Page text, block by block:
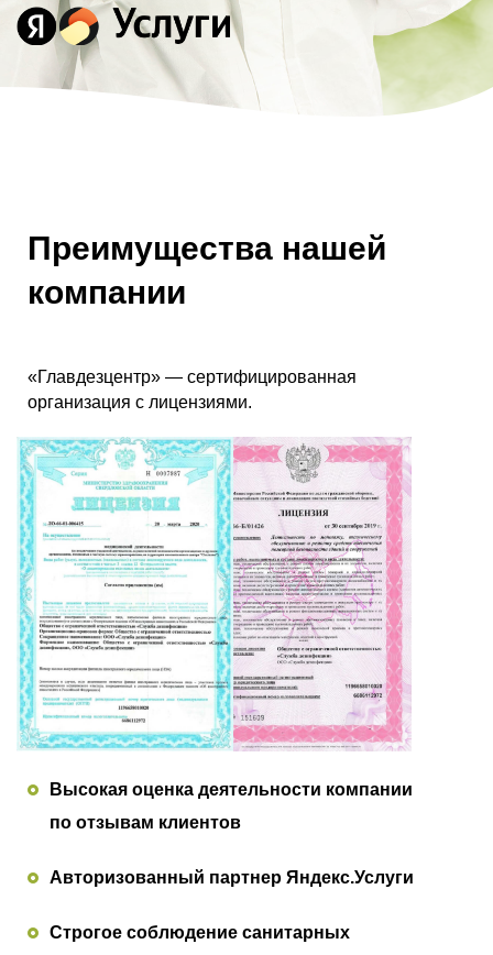
Преимущества нашей
компании
«Главдезцентр» — сертифицированная
организация с лицензиями.
Высокая оценка деятельности компании
по отзывам клиентов
Авторизованный партнер Яндекс.Услуги
Строгое соблюдение санитарных